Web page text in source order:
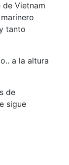
Vietnam
tanto
a la altura
de
sigue